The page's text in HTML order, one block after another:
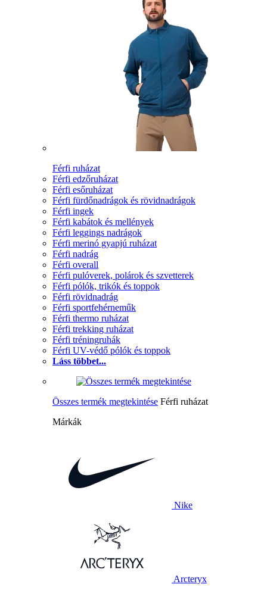
Férfi ruházat
Férfi edzőruházat
Férfi esőruházat
Férfi fürdőnadrágok és rövidnadrágok
Férfi ingek
Férfi kabátok és mellények
Férfi leggings nadrágok
Férfi merinó gyapjú ruházat
Férfi nadrág
Férfi overall
Férfi pulóverek, polárok és szvetterek
Férfi pólók, trikók és toppok
Férfi rövidnadrág
Férfi sportfehérneműk
Férfi thermo ruházat
Férfi trekking ruházat
Férfi tréningruhák
Férfi UV-védő pólók és toppok
Láss többet...
Összes termék megtekintése Férfi ruházat
Márkák
Nike
Arcteryx